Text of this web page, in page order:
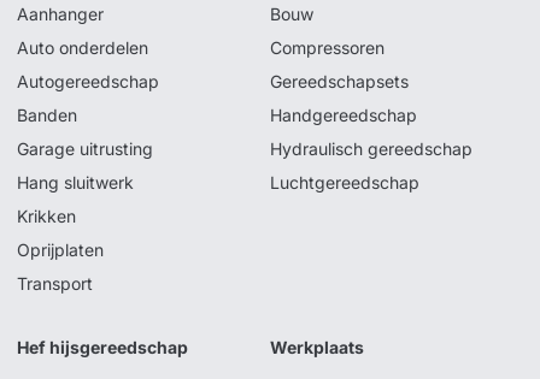
Aanhanger
Auto onderdelen
Autogereedschap
Banden
Garage uitrusting
Hang sluitwerk
Krikken
Oprijplaten
Transport
Bouw
Compressoren
Gereedschapsets
Handgereedschap
Hydraulisch gereedschap
Luchtgereedschap
Hef hijsgereedschap Werkplaats